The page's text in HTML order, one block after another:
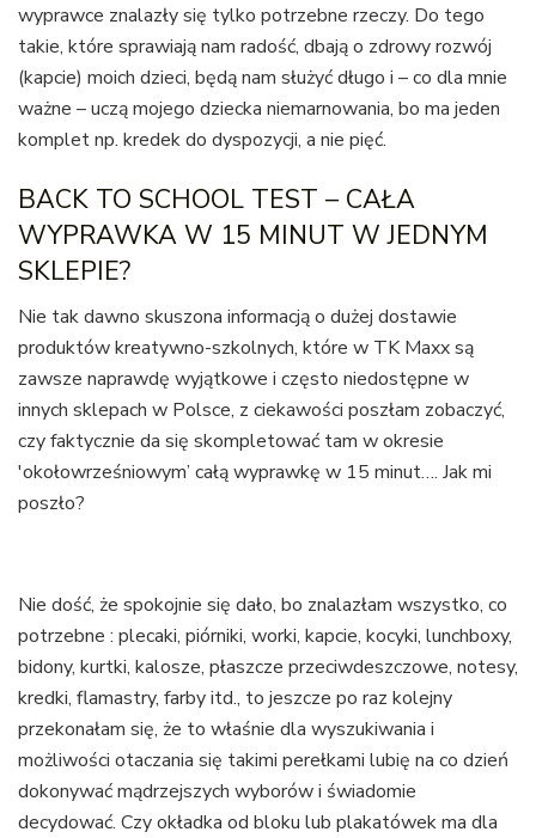
wyprawce znalazły się tylko potrzebne rzeczy. Do tego
takie, które sprawiają nam radość, dbają o zdrowy rozwój
(kapcie) moich dzieci, będą nam służyć długo i – co dla mnie
ważne – uczą mojego dziecka niemarnowania, bo ma jeden
komplet np. kredek do dyspozycji, a nie pięć.
BACK TO SCHOOL TEST – CAŁA
WYPRAWKA W 15 MINUT W JEDNYM
SKLEPIE?
Nie tak dawno skuszona informacją o dużej dostawie
produktów kreatywno-szkolnych, które w TK Maxx są
zawsze naprawdę wyjątkowe i często niedostępne w
innych sklepach w Polsce, z ciekawości poszłam zobaczyć,
czy faktycznie da się skompletować tam w okresie
'okołowrześniowym’ całą wyprawkę w 15 minut…. Jak mi
poszło?
Nie dość, że spokojnie się dało, bo znalazłam wszystko, co
potrzebne : plecaki, piórniki, worki, kapcie, kocyki, lunchboxy,
bidony, kurtki, kalosze, płaszcze przeciwdeszczowe, notesy,
kredki, flamastry, farby itd., to jeszcze po raz kolejny
przekonałam się, że to właśnie dla wyszukiwania i
możliwości otaczania się takimi perełkami lubię na co dzień
dokonywać mądrzejszych wyborów i świadomie
decydować. Czy okładka od bloku lub plakatówek ma dla